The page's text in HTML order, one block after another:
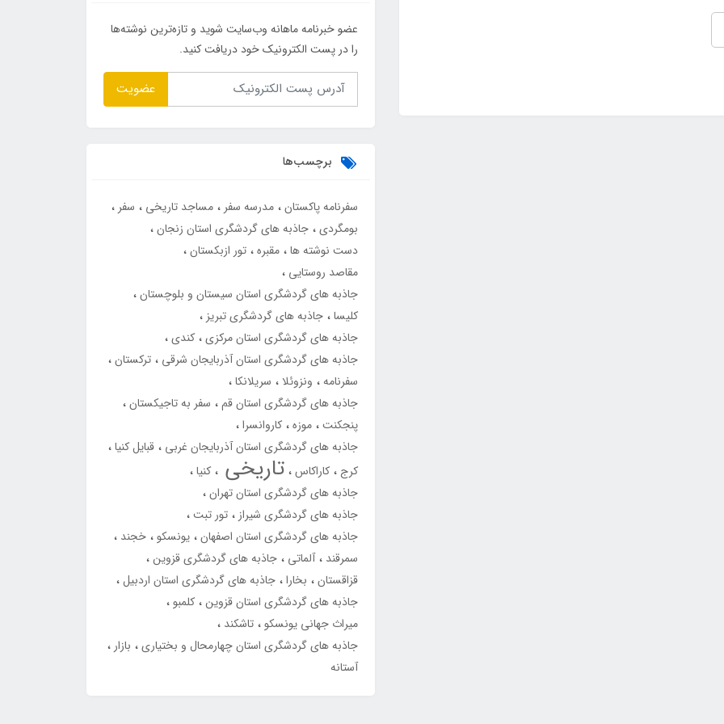
عضو خبرنامه ماهانه وب‌سایت شوید و تازه‌ترین نوشته‌ها
را در پست الکترونیک خود دریافت کنید.
عضویت
برچسب‌ها
سفرنامه پاکستان مدرسه سفر مساجد تاریخی سفر
بومگردی جاذبه های گردشگری استان زنجان
دست نوشته ها مقبره تور ازبکستان
مقاصد روستایی
جاذبه های گردشگری استان سیستان و بلوچستان
کلیسا جاذبه های گردشگری تبریز
جاذبه های گردشگری استان مرکزی کندی
جاذبه های گردشگری استان آذربایجان شرقی ترکستان
سفرنامه ونزوئلا سریلانکا
جاذبه های گردشگری استان قم سفر به تاجیکستان
پنجکنت موزه کاروانسرا
جاذبه های گردشگری استان آذربایجان غربی قبایل کنیا
کرج کاراکاس تاریخی کنیا
جاذبه های گردشگری استان تهران
جاذبه های گردشگری شیراز تور تبت
جاذبه های گردشگری استان اصفهان یونسکو خجند
سمرقند آلماتی جاذبه های گردشگری قزوین
قزاقستان بخارا جاذبه های گردشگری استان اردبیل
جاذبه های گردشگری استان قزوین کلمبو
میراث جهانی یونسکو تاشکند
جاذبه های گردشگری استان چهارمحال و بختیاری بازار
آستانه